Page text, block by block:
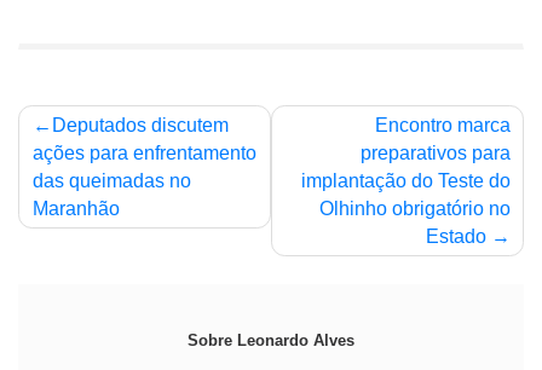
Navegação
de
Post
Deputados discutem
ações para enfrentamento
das queimadas no
Maranhão
Encontro marca
preparativos para
implantação do Teste do
Olhinho obrigatório no
Estado
Sobre Leonardo Alves